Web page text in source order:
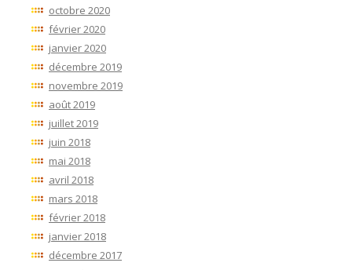
octobre 2020
février 2020
janvier 2020
décembre 2019
novembre 2019
août 2019
juillet 2019
juin 2018
mai 2018
avril 2018
mars 2018
février 2018
janvier 2018
décembre 2017